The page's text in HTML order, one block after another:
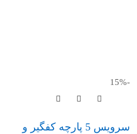
-15%
سرویس 5 پارچه کفگیر و